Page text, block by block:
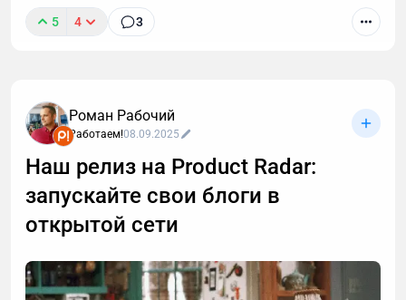
Вы когда-нибудь задумывались, почему одни
«личных проработках», а в банальной технической
упаковке. Я изучил кейсы пользователей Prodamus
и собрал выжимку из 6 сценариев, как повысить
доход, используя платежный модуль.
5 4 3
Роман Рабочий
Работаем!08.09.2025
Наш релиз на Product Radar:
запускайте свои блоги в
открытой сети